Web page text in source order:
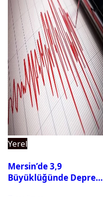
Yerel
Mersin’de 3,9
Büyüklüğünde Deprem